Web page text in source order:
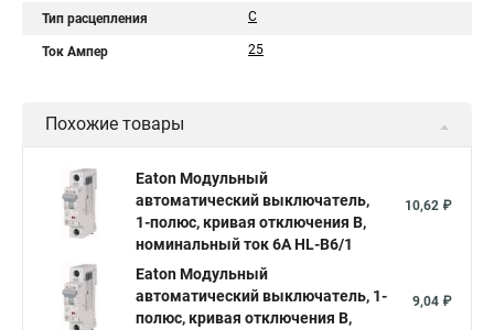
Тип расцепления C
Ток Ампер 25
Похожие товары
Eaton Модульный
автоматический выключатель,
1-полюс, кривая отключения B,
номинальный ток 6А HL-B6/1
10,62 ₽
Eaton Модульный
автоматический выключатель, 1-
полюс, кривая отключения B,
9,04 ₽